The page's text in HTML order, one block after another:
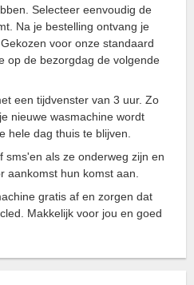
Selecteer eenvoudig de
Na je bestelling ontvang je
voor onze standaard
op de bezorgdag de volgende
een tijdvenster van 3 uur. Zo
nieuwe wasmachine wordt
hele dag thuis te blijven.
sms'en als ze onderweg zijn en
aankomst hun komst aan.
gratis af en zorgen dat
Makkelijk voor jou en goed